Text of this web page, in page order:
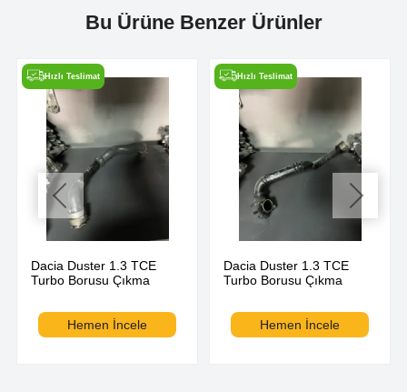
Bu Ürüne Benzer Ürünler
Hızlı Teslimat
Dacia Duster 1.3 TCE
Turbo Borusu Çıkma
Hemen İncele
Hızlı Teslimat
Dacia Duster 1.3 TCE
Turbo Borusu Çıkma
Hemen İncele